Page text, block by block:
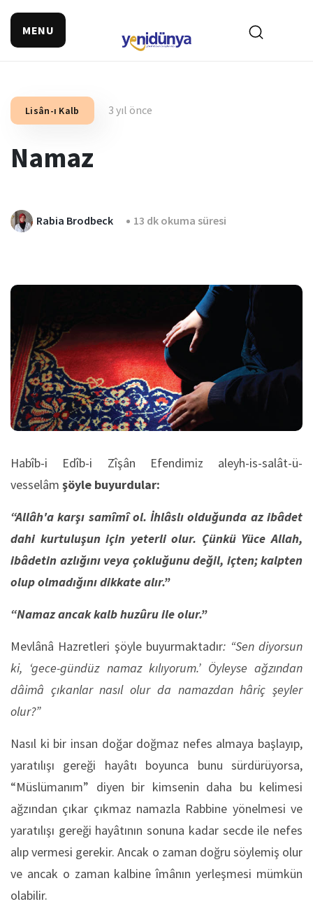
MENU
Lisân-ı Kalb 3 yıl önce
Namaz
Rabia Brodbeck 13 dk okuma süresi
Habîb-i Edîb-i Zîşân Efendimiz aleyh-is-salât-ü-
vesselâm şöyle buyurdular:
“Allâh'a karşı samîmî ol. İhlâslı olduğunda az ibâdet
dahi kurtuluşun için yeterli olur. Çünkü Yüce Allah,
ibâdetin azlığını veya çokluğunu değil, içten; kalpten
olup olmadığını dikkate alır.”
“Namaz ancak kalb huzûru ile olur.”
Mevlânâ Hazretleri şöyle buyurmaktadır: “Sen diyorsun
ki, ‘gece-gündüz namaz kılıyorum.’ Öyleyse ağzından
dâimâ çıkanlar nasıl olur da namazdan hâriç şeyler
olur?”
Nasıl ki bir insan doğar doğmaz nefes almaya başlayıp,
yaratılışı gereği hayâtı boyunca bunu sürdürüyorsa,
“Müslümanım” diyen bir kimsenin daha bu kelimesi
ağzından çıkar çıkmaz namazla Rabbine yönelmesi ve
yaratılışı gereği hayâtının sonuna kadar secde ile nefes
alıp vermesi gerekir. Ancak o zaman doğru söylemiş olur
ve ancak o zaman kalbine îmânın yerleşmesi mümkün
olabilir.